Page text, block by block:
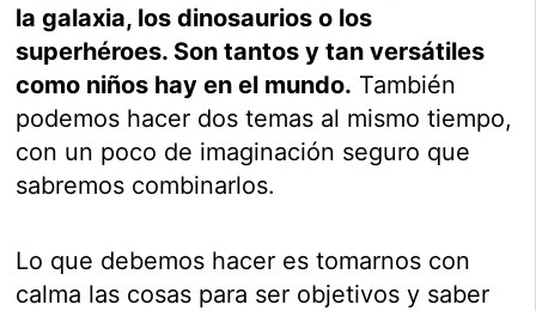
la galaxia, los dinosaurios o los
superhéroes. Son tantos y tan versátiles
como niños hay en el mundo. También
podemos hacer dos temas al mismo tiempo,
con un poco de imaginación seguro que
sabremos combinarlos.
Lo que debemos hacer es tomarnos con
calma las cosas para ser objetivos y saber